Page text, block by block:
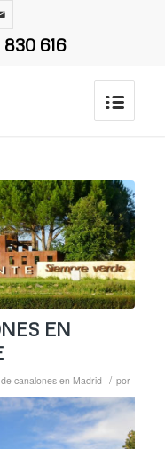
830 616
EN
canalones en Madrid / por